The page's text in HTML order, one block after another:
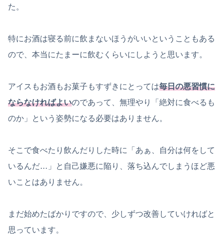
た。
特にお酒は寝る前に飲まないほうがいいということもある
ので、本当にたまーに飲むくらいにしようと思います。
アイスもお酒もお菓子もすずきにとっては毎日の悪習慣に
ならなければよいのであって、無理やり「絶対に食べるも
のか」という姿勢になる必要はありません。
そこで食べたり飲んだりした時に「あぁ、自分は何をして
いるんだ…」と自己嫌悪に陥り、落ち込んでしまうほど悪
いことはありません。
まだ始めたばかりですので、少しずつ改善していければと
思っています。